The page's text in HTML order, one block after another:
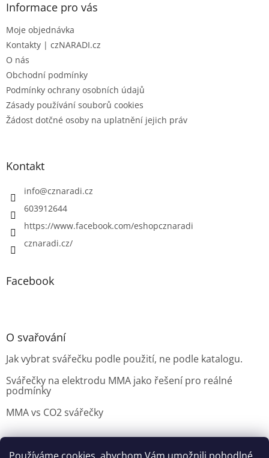
Informace pro vás
Moje objednávka
Kontakty | czNARADI.cz
O nás
Obchodní podmínky
Podmínky ochrany osobních údajů
Zásady používání souborů cookies
Žádost dotčné osoby na uplatnění jejich práv
Kontakt
info@cznaradi.cz
603912644
https://www.facebook.com/eshopcznaradi
cznaradi.cz/
Facebook
O svařování
Jak vybrat svářečku podle použití, ne podle katalogu.
Svářečky na elektrodu MMA jako řešení pro reálné
podmínky
MMA vs CO2 svářečky